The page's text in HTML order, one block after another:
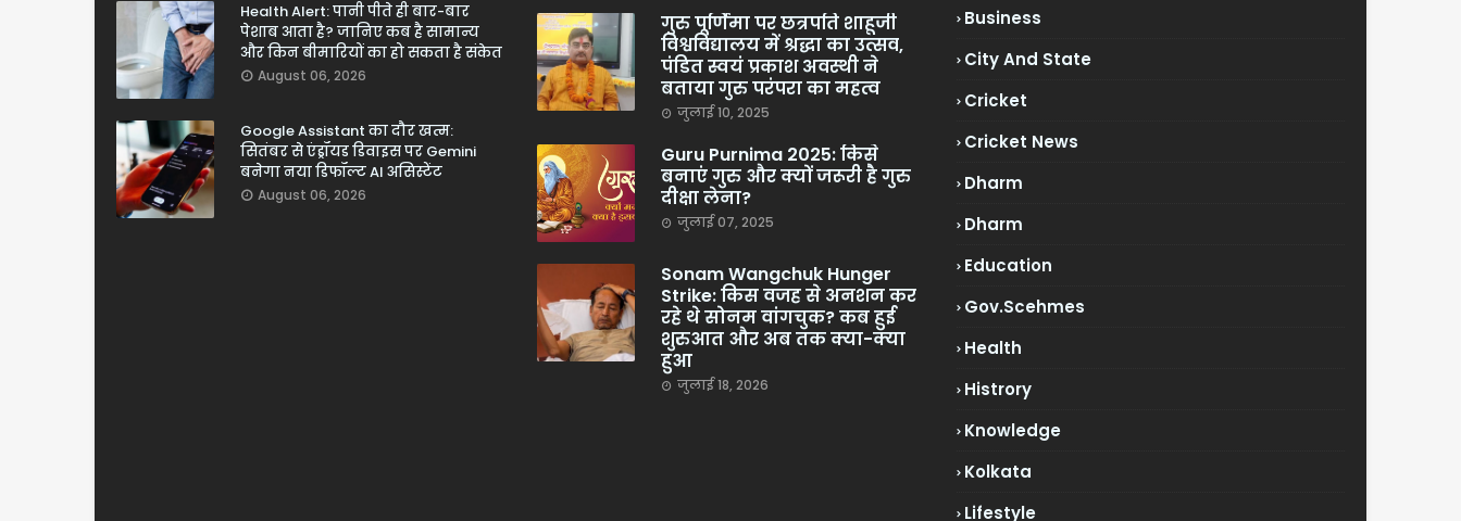
Health Alert: पानी पीते ही बार-बार
पेशाब आता है? जानिए कब है सामान्य
और किन बीमारियों का हो सकता है संकेत
August 06, 2026
Google Assistant का दौर खत्म:
सितंबर से एंड्रॉयड डिवाइस पर Gemini
बनेगा नया डिफॉल्ट AI असिस्टेंट
August 06, 2026
गुरु पूर्णिमा पर छत्रपति शाहूजी
विश्वविद्यालय में श्रद्धा का उत्सव,
पंडित स्वयं प्रकाश अवस्थी ने
बताया गुरु परंपरा का महत्व
जुलाई 10, 2025
Guru Purnima 2025: किसे
बनाएं गुरु और क्यों जरूरी है गुरु
दीक्षा लेना?
जुलाई 07, 2025
Sonam Wangchuk Hunger
Strike: किस वजह से अनशन कर
रहे थे सोनम वांगचुक? कब हुई
शुरुआत और अब तक क्या-क्या
हुआ
जुलाई 18, 2026
Business
City And State
Cricket
Cricket News
Dharm
Dharm
Education
Gov.scehmes
Health
Histrory
Knowledge
Kolkata
Lifestyle